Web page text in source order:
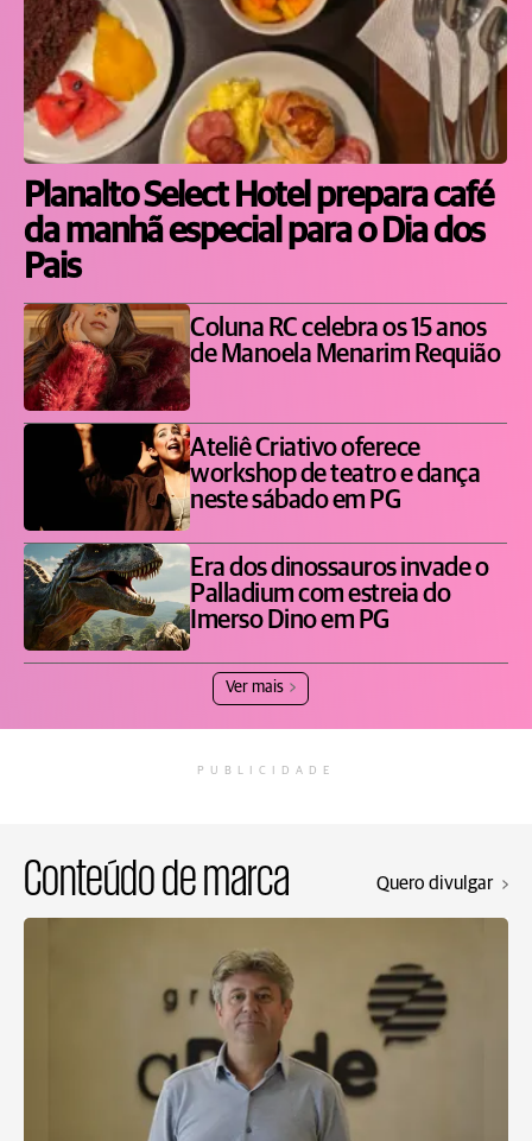
Planalto Select Hotel prepara café
da manhã especial para o Dia dos
Pais
Coluna RC celebra os 15 anos
de Manoela Menarim Requião
Ateliê Criativo oferece
workshop de teatro e dança
neste sábado em PG
Era dos dinossauros invade o
Palladium com estreia do
Imerso Dino em PG
Ver mais
PUBLICIDADE
Conteúdo de marca Quero divulgar